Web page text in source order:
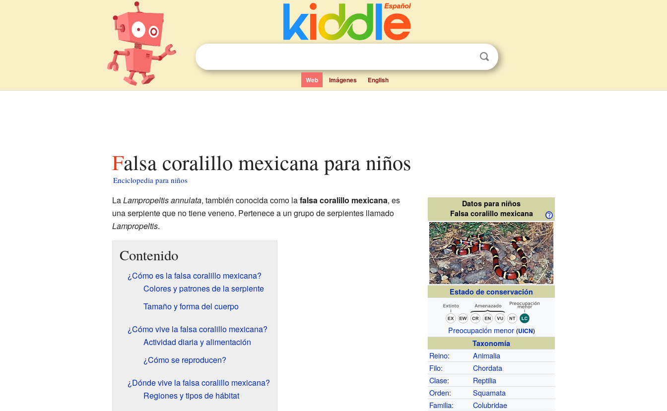
Web Imágenes English
Falsa coralillo mexicana para niños
Enciclopedia para niños
Datos para niños
Falsa coralillo mexicana
Estado de conservación
Preocupación menor (UICN)
Taxonomía
Reino:
Animalia
Filo:
Chordata
Clase:
Reptilia
Orden:
Squamata
Familia:
Colubridae
LaLampropeltis annulata, también conocida como lafalsa coralillo mexicana, es
una serpiente que no tiene veneno. Pertenece a un grupo de serpientes llamado
Lampropeltis.
Contenido
¿Cómo es la falsa coralillo mexicana?
Colores y patrones de la serpiente
Tamaño y forma del cuerpo
¿Cómo vive la falsa coralillo mexicana?
Actividad diaria y alimentación
¿Cómo se reproducen?
¿Dónde vive la falsa coralillo mexicana?
Regiones y tipos de hábitat